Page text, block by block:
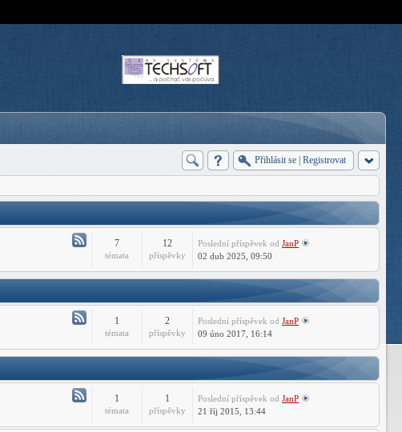
Přihlásit se Registrovat
Atom
-
7
témata
12
příspěvky
Poslední příspěvek od JanP
02 dub 2025, 09:50
Atom
-
Commander
1
témata
2
příspěvky
Poslední příspěvek od JanP
09 úno 2017, 16:14
Atom
-
1
témata
1
příspěvky
Poslední příspěvek od JanP
21 říj 2015, 13:44